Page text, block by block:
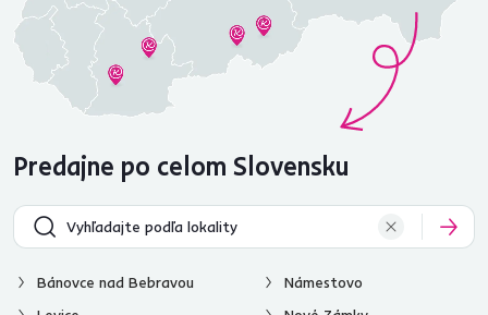
Predajne po celom Slovensku
Bánovce nad Bebravou
Námestovo